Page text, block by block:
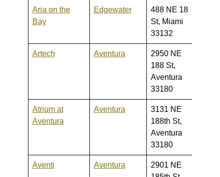
Aria on the
Bay
Edgewater
488 NE 18
St, Miami
33132
Artech Aventura
2950 NE
188 St,
Aventura
33180
Atrium at
Aventura
Aventura
3131 NE
188th St,
Aventura
33180
Aventi Aventura
2901 NE